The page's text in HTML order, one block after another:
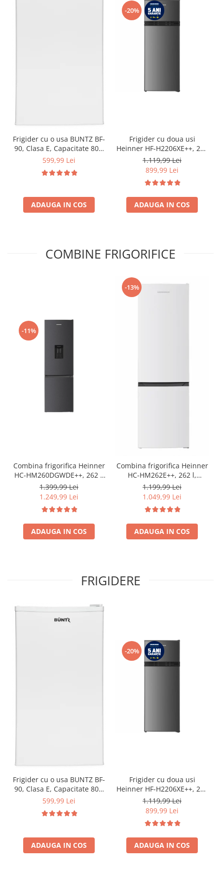
Frigider cu o usa BUNTZ BF-
90, Clasa E, Capacitate 80L,
Iluminare interioara,
cm, Alb
599,99 Lei
ADAUGA IN COS
-20%
Frigider cu doua usi
Heinner HF-H2206XE++, 206
l, Clasa E, lumina LED, 3
rafturi de sticla, H 143 cm,
Inox
1.119,99 Lei
899,99 Lei
ADAUGA IN COS
COMBINE FRIGORIFICE
-11%
Combina frigorifica Heinner
HC-HM260DGWDE++, 262 l,
Clasa E, Dozator de apa,
Control electronic cu
termostat ajustabil, Lumina
cm, Gri antracit texturat
1.399,99 Lei
1.249,99 Lei
ADAUGA IN COS
-13%
Combina frigorifica Heinner
HC-HM262E++, 262 l,
Control electronic,
Iluminare LED, Usi
reversibile, Clasa E, H 180
cm, Alb
1.199,99 Lei
1.049,99 Lei
ADAUGA IN COS
FRIGIDERE
Frigider cu o usa BUNTZ BF-
90, Clasa E, Capacitate 80L,
Iluminare interioara,
cm, Alb
599,99 Lei
ADAUGA IN COS
-20%
Frigider cu doua usi
Heinner HF-H2206XE++, 206
l, Clasa E, lumina LED, 3
rafturi de sticla, H 143 cm,
Inox
1.119,99 Lei
899,99 Lei
ADAUGA IN COS